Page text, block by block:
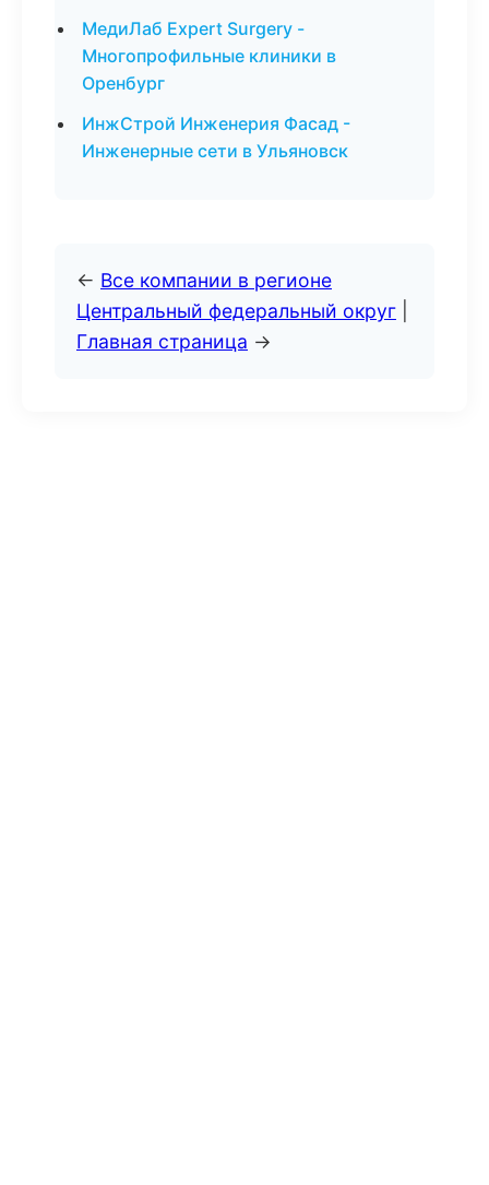
МедиЛаб Expert Surgery -
Многопрофильные клиники в
Оренбург
ИнжСтрой Инженерия Фасад -
Инженерные сети в Ульяновск
← Все компании в регионе
Центральный федеральный округ
Главная страница →